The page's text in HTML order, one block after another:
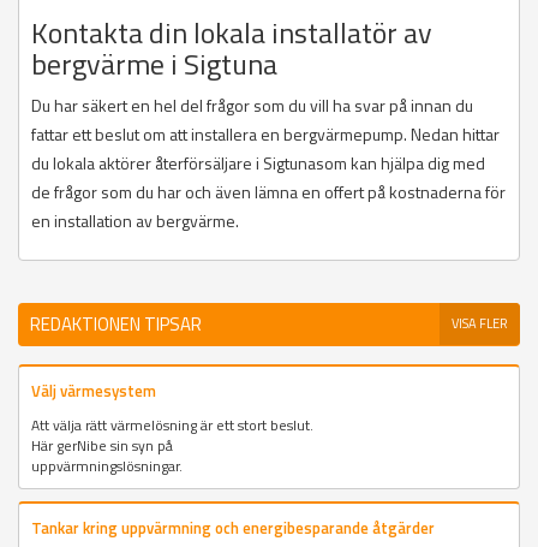
Kontakta din lokala installatör av
bergvärme i Sigtuna
Du har säkert en hel del frågor som du vill ha svar på innan du
fattar ett beslut om att installera en bergvärmepump. Nedan hittar
du lokala aktörer återförsäljare i Sigtunasom kan hjälpa dig med
de frågor som du har och även lämna en offert på kostnaderna för
en installation av bergvärme.
REDAKTIONEN TIPSAR VISA FLER
Välj värmesystem
Att välja rätt värmelösning är ett stort beslut.
Här gerNibe sin syn på
uppvärmningslösningar.
Tankar kring uppvärmning och energibesparande åtgärder